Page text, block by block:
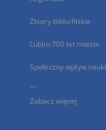
Zbiory bibliofilskie
Lublin 700 lat miasta
Społeczny wpływ nauki
...
Zobacz więcej